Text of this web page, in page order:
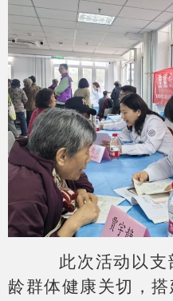
此次活动以
龄群体健康关切，